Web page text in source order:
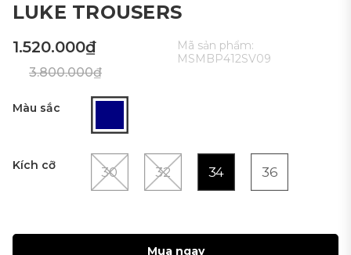
LUKE TROUSERS
1.520.000₫
3.800.000₫
Mã sản phẩm:
MSMBP412SV09
Màu sắc
Kích cỡ 30 32 34 36
Mua ngay